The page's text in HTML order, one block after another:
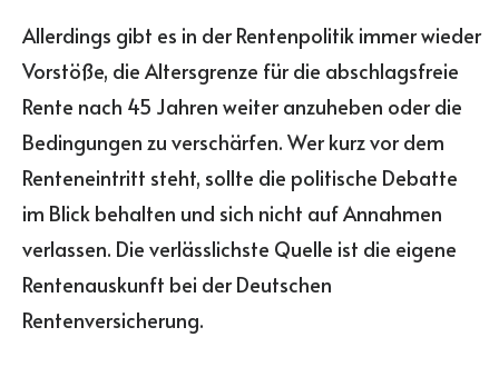
Allerdings gibt es in der Rentenpolitik immer wieder
Vorstöße, die Altersgrenze für die abschlagsfreie
Rente nach 45 Jahren weiter anzuheben oder die
Bedingungen zu verschärfen. Wer kurz vor dem
Renteneintritt steht, sollte die politische Debatte
im Blick behalten und sich nicht auf Annahmen
verlassen. Die verlässlichste Quelle ist die eigene
Rentenauskunft bei der Deutschen
Rentenversicherung.